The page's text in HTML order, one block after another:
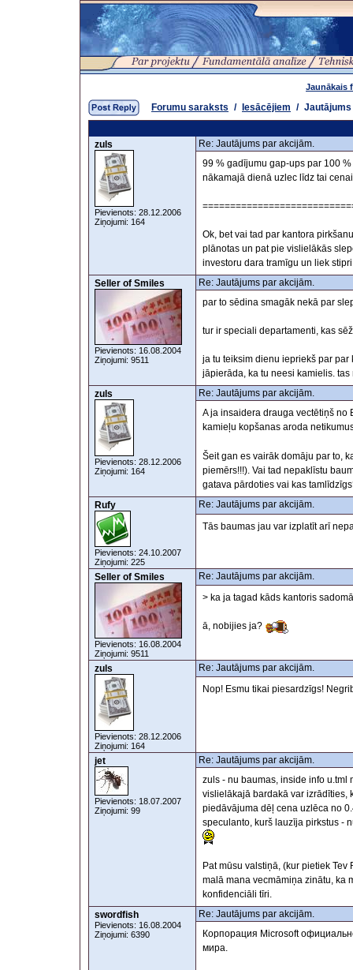
Jaunākais
Forumu saraksts / Iesācējiem /
zuls
Pievienots: 28.12.2006
Ziņojumi: 164
Re: Jautājums par akcijām.
99 % gadījumu gap-ups par 100
nākamajā dienā uzlec līdz tai
Ok, bet vai tad par kantora
plānotas un pat pie vislielākās
investoru dara tramīgu un liek
Seller of Smiles
Pievienots: 16.08.2004
Ziņojumi: 9511
Re: Jautājums par akcijām.
par to sēdina smagāk nekā par
tur ir speciali departamenti, kas
ja tu teiksim dienu iepriekš par
jāpierāda, ka tu neesi kamielis. tas
zuls
Pievienots: 28.12.2006
Ziņojumi: 164
Re: Jautājums par akcijām.
A ja insaidera drauga vectētiņš no
kamieļu kopšanas aroda
Šeit gan es vairāk domāju par to,
piemērs!!!). Vai tad nepaklīstu
gatava pārdoties vai kas
Rufy
Pievienots: 24.10.2007
Ziņojumi: 225
Re: Jautājums par akcijām.
Tās baumas jau var izplatīt arī
Seller of Smiles
Pievienots: 16.08.2004
Ziņojumi: 9511
Re: Jautājums par akcijām.
> ka ja tagad kāds kantoris
ā, nobijies ja?
zuls
Pievienots: 28.12.2006
Ziņojumi: 164
Re: Jautājums par akcijām.
Nop! Esmu tikai piesardzīgs!
jet
Pievienots: 18.07.2007
Ziņojumi: 99
Re: Jautājums par akcijām.
zuls - nu baumas, inside info u.tml
vislielākajā bardakā var izrādīties,
piedāvājuma dēļ cena uzlēca no
speculanto, kurš lauzīja pirkstus -
Pat mūsu valstiņā, (kur pietiek
malā mana vecmāmiņa zinātu, ka
konfidenciāli tīri.
swordfish
Pievienots: 16.08.2004
Ziņojumi: 6390
Re: Jautājums par akcijām.
Корпорация Microsoft
мира.